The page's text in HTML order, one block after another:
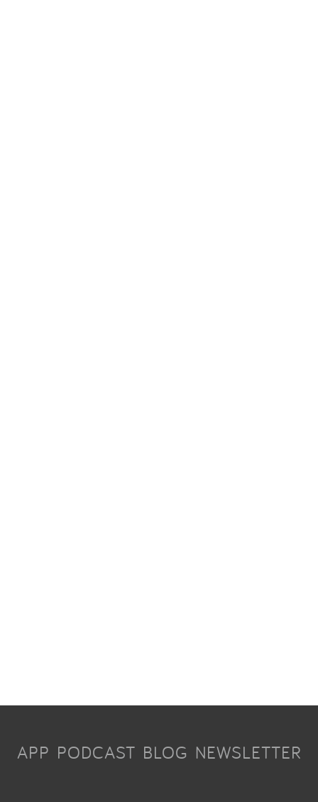
APP PODCAST BLOG NEWSLETTER